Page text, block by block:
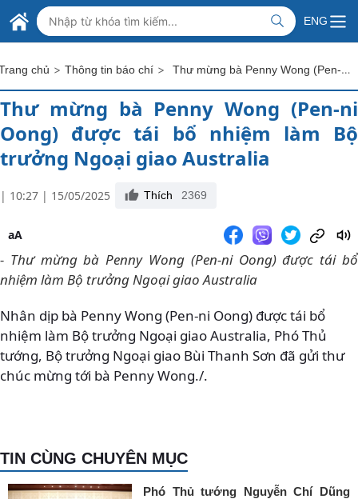
Skip to Main Content
BỘ NGOẠI GIAO VIỆT NAM
MINISTRY OF FOREIGN AFFAIRS
ENG
chủ > Thông tin báo chí > Thư mừng bà Penny Wong (Pen-ni Oong) được tái bổ nhiệm làm Bộ trưởng Ngoại giao Australia
Thư mừng bà Penny Wong (Pen-ni
Oong) được tái bổ nhiệm làm Bộ
trưởng Ngoại giao Australia
| 10:27 | 15/05/2025 Thích 2369
aA
- Thư mừng bà Penny Wong (Pen-ni Oong) được tái bổ
nhiệm làm Bộ trưởng Ngoại giao Australia
Nhân dịp bà Penny Wong (Pen-ni Oong) được tái bổ
nhiệm làm Bộ trưởng Ngoại giao Australia, Phó Thủ
tướng, Bộ trưởng Ngoại giao Bùi Thanh Sơn đã gửi thư
chúc mừng tới bà Penny Wong./.
TIN CÙNG CHUYÊN MỤC
Phó Thủ tướng Nguyễn Chí Dũng